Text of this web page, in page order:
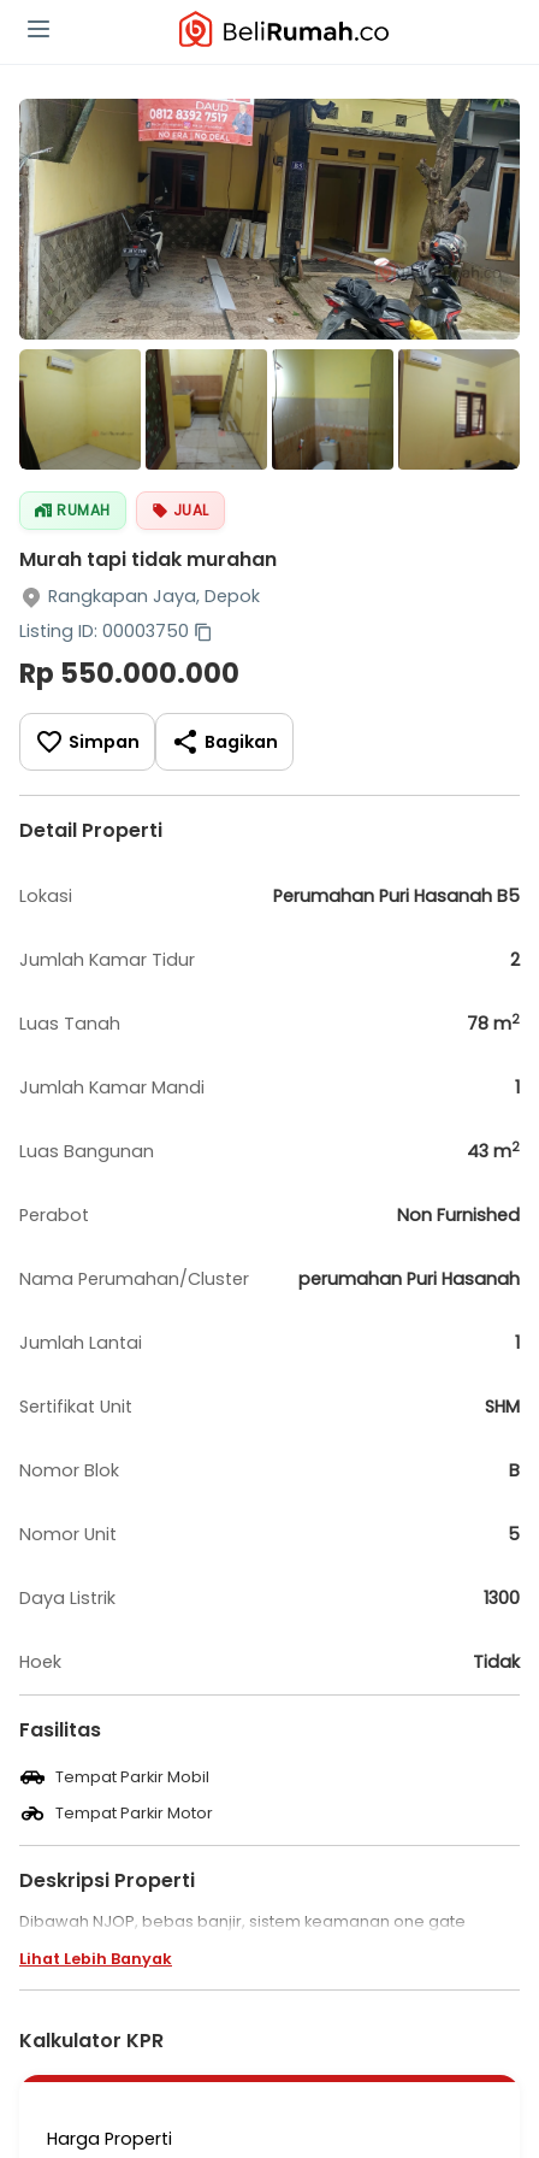
RUMAH JUAL
Murah tapi tidak murahan
Rangkapan Jaya, Depok
Listing ID: 00003750
Rp 550.000.000
Simpan Bagikan
Detail Properti
Lokasi Perumahan Puri Hasanah B5
Jumlah Kamar Tidur 2
Luas Tanah 78 m2
Jumlah Kamar Mandi 1
Luas Bangunan 43 m2
Perabot Non Furnished
Nama Perumahan/Cluster perumahan Puri Hasanah
Jumlah Lantai 1
Sertifikat Unit SHM
Nomor Blok B
Nomor Unit 5
Daya Listrik 1300
Hoek Tidak
Fasilitas
Tempat Parkir Mobil
Tempat Parkir Motor
Deskripsi Properti
Dibawah NJOP, bebas banjir, sistem keamanan one gate
Lihat Lebih Banyak
Kalkulator KPR
Harga Properti